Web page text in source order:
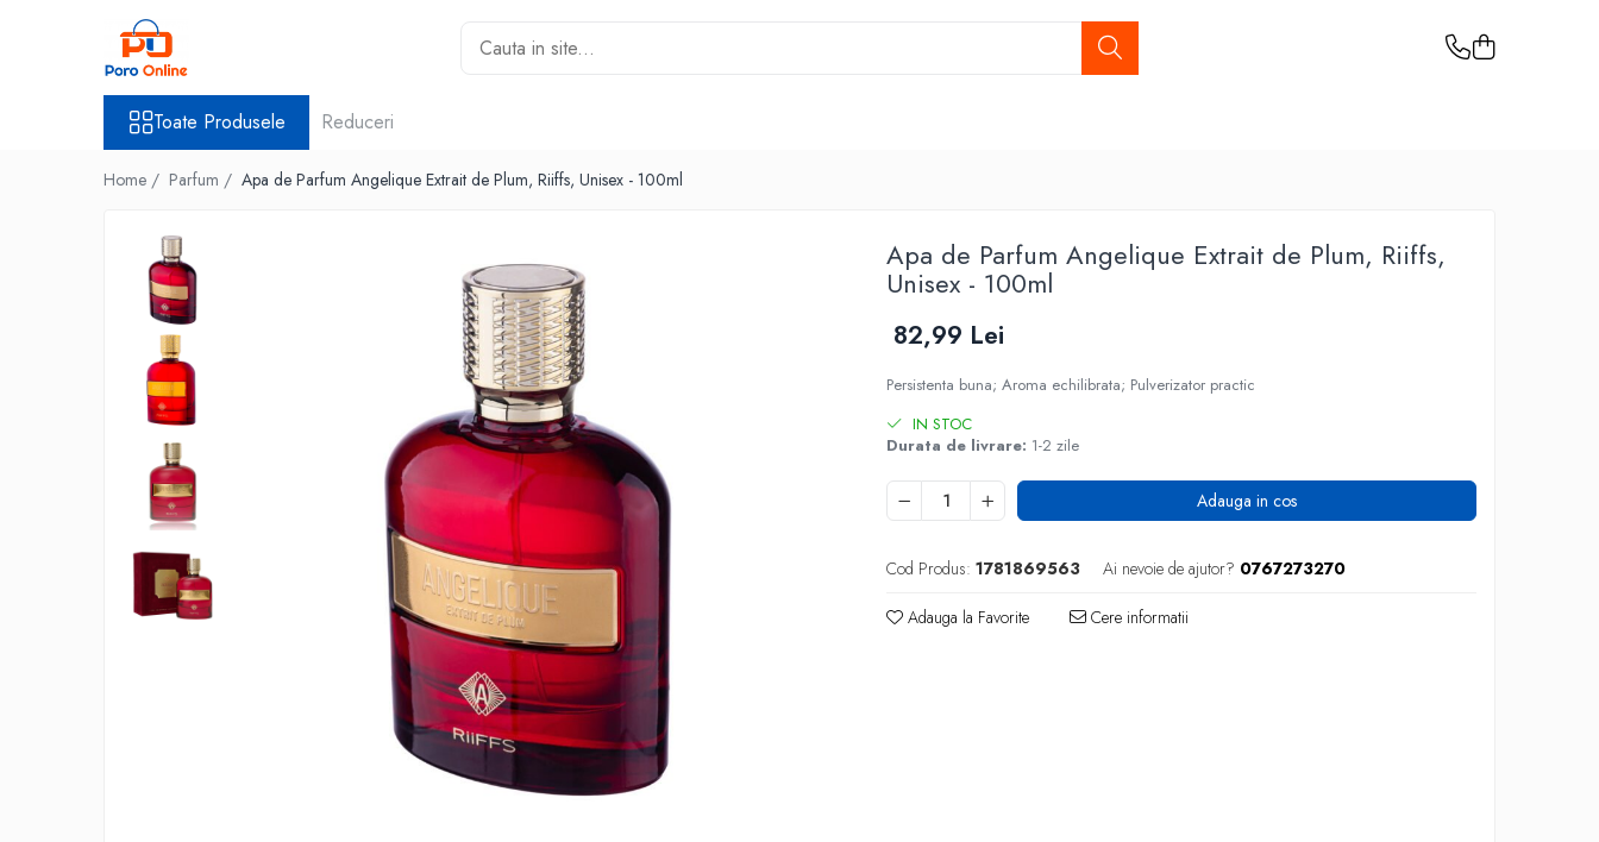
Toate Produsele
Parfumuri Arabesti
Toate Produsele Reduceri
Home / Parfum / Apa de Parfum Angelique Extrait de Plum, Riiffs, Unisex - 100ml
Apa de Parfum Angelique Extrait de Plum, Riiffs,
Unisex - 100ml
82,99 Lei
Persistenta buna; Aroma echilibrata; Pulverizator practic
IN STOC
Durata de livrare: 1-2 zile
Adauga in cos
Cod Produs: 1781869563 Ai nevoie de ajutor? 0767273270
Adauga la Favorite Cere informatii